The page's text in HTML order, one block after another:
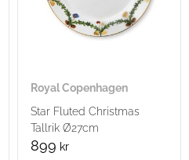
Royal Copenhagen
Star Fluted Christmas
Tallrik Ø27cm
899 kr